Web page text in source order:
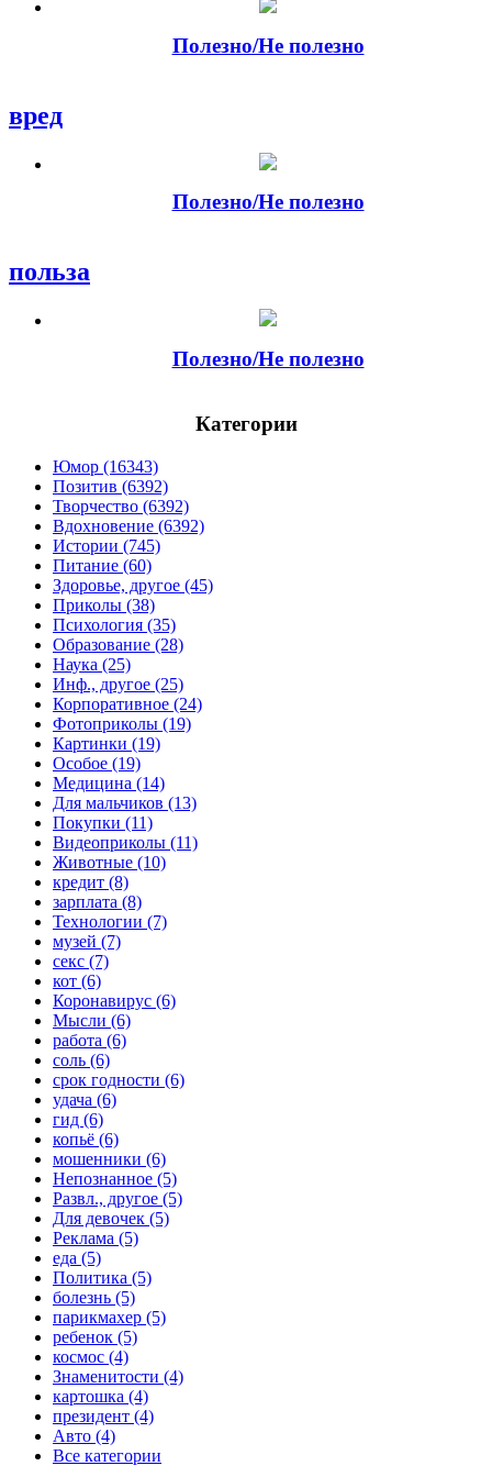
Полезно/Не полезно
вред
Полезно/Не полезно
польза
Полезно/Не полезно
Категории
Юмор (16343)
Позитив (6392)
Творчество (6392)
Вдохновение (6392)
Истории (745)
Питание (60)
Здоровье, другое (45)
Приколы (38)
Психология (35)
Образование (28)
Наука (25)
Инф., другое (25)
Корпоративное (24)
Фотоприколы (19)
Картинки (19)
Особое (19)
Медицина (14)
Для мальчиков (13)
Покупки (11)
Видеоприколы (11)
Животные (10)
кредит (8)
зарплата (8)
Технологии (7)
музей (7)
секс (7)
кот (6)
Коронавирус (6)
Мысли (6)
работа (6)
соль (6)
срок годности (6)
удача (6)
гид (6)
копьё (6)
мошенники (6)
Непознанное (5)
Развл., другое (5)
Для девочек (5)
Реклама (5)
еда (5)
Политика (5)
болезнь (5)
парикмахер (5)
ребенок (5)
космос (4)
Знаменитости (4)
картошка (4)
президент (4)
Авто (4)
Все категории